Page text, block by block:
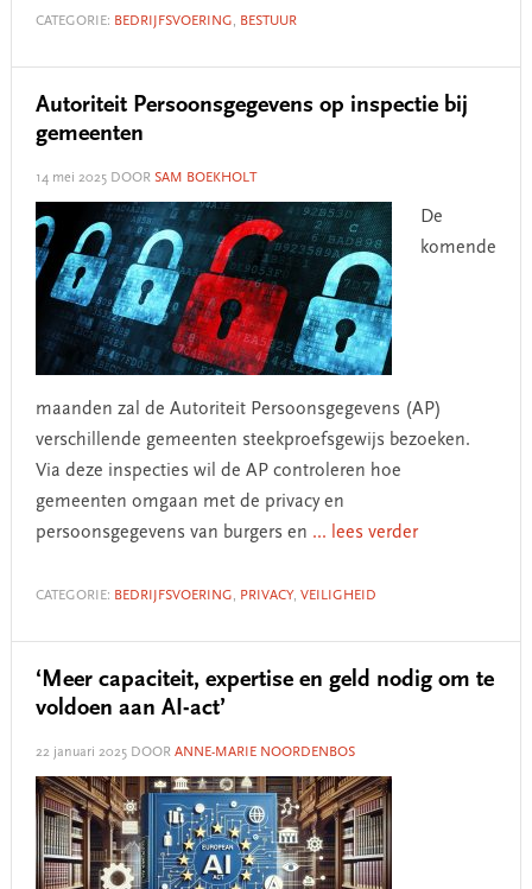
CATEGORIE: BEDRIJFSVOERING, BESTUUR
Autoriteit Persoonsgegevens op inspectie bij
gemeenten
14 mei 2025DOOR SAM BOEKHOLT
De
komende
maanden zal de Autoriteit Persoonsgegevens (AP)
verschillende gemeenten steekproefsgewijs bezoeken.
Via deze inspecties wil de AP controleren hoe
gemeenten omgaan met de privacy en
persoonsgegevens van burgers en ... lees verder
CATEGORIE: BEDRIJFSVOERING, PRIVACY, VEILIGHEID
‘Meer capaciteit, expertise en geld nodig om te
voldoen aan AI-act’
22 januari 2025DOOR ANNE-MARIE NOORDENBOS